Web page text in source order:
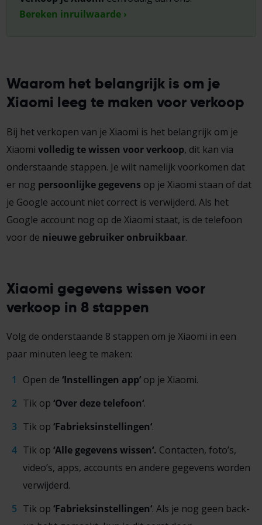
Bereken inruilwaarde ›
Waarom het belangrijk is om je
Xiaomi leeg te maken voor verkoop
Bij het verkopen van je Xiaomi is het belangrijk om je
Xiaomi volledig te wissen voor verkoop, dit kan via
onderstaande stappen. Je wilt namelijk voorkomen dat
er nog persoonlijke gegevens op je Xiaomi staan of dat
je Google accountniet correct is verwijderd. Als het
Google accountnog op de Xiaomi staat, is de telefoon
voor de nieuwe gebruiker onbruikbaar.
Xiaomi gegevens wissen voor
verkoop in 8 stappen
Volg de onderstaande 8 stappen om je Xiaomi in een
paar minuten leeg te maken:
Open de ‘Instellingen app’op je Xiaomi.
Tik op ‘Over deze telefoon‘.
Tik op ‘Fabrieksinstellingen‘.
Tik op ‘Alle gegevens wissen‘. Contacten, foto’s,
video’s, apps, accounts en andere gegevens worden
verwijderd.
Tik op ‘Fabrieksinstellingen‘. Als je nog geen back-